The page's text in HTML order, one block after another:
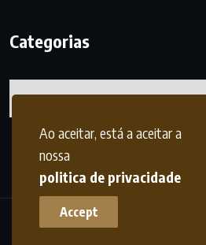
Ao aceitar, está a aceitar a
nossa
politica de privacidade
Accept
Categorias